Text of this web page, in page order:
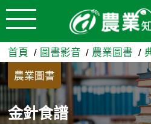
跳到主要內容
金針食譜 - 農業
首頁 圖書影音 農業圖書
農業圖書
金針食譜